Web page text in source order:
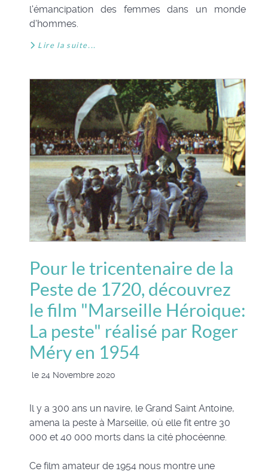
l'émancipation des femmes dans un monde
d'hommes.
Lire la suite...
Pour le tricentenaire de la
Peste de 1720, découvrez
le film "Marseille Héroique:
La peste" réalisé par Roger
Méry en 1954
le 24 Novembre 2020
Il y a 300 ans un navire, le Grand Saint Antoine,
amena la peste à Marseille, où elle fit entre 30
000 et 40 000 morts dans la cité phocéenne.
Ce film amateur de 1954 nous montre une